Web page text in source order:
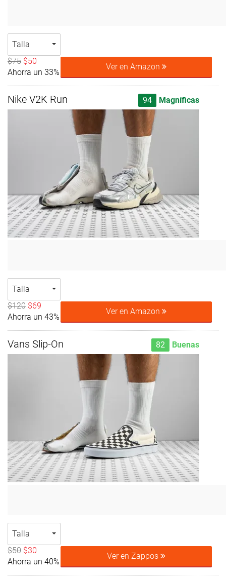
Talla
$75 $50
Ahorra un 33%
Ver en Amazon
Nike V2K Run 94 Magníficas
Talla
$120 $69
Ahorra un 43%
Ver en Amazon
Vans Slip-On 82 Buenas
Talla
$50 $30
Ahorra un 40%
Ver en Zappos